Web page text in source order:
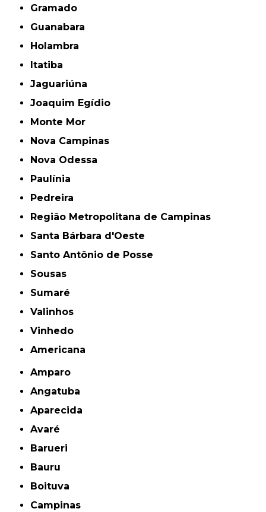
Gramado
Guanabara
Holambra
Itatiba
Jaguariúna
Joaquim Egídio
Monte Mor
Nova Campinas
Nova Odessa
Paulínia
Pedreira
Região Metropolitana de Campinas
Santa Bárbara d'Oeste
Santo Antônio de Posse
Sousas
Sumaré
Valinhos
Vinhedo
americana
Amparo
Angatuba
Aparecida
Avaré
Barueri
Bauru
Boituva
Campinas